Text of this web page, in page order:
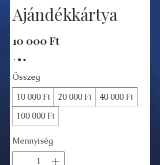
Ajándékkártya
10 000 Ft
Összeg
10 000 Ft
20 000 Ft
40 000 Ft
100 000 Ft
Mennyiség